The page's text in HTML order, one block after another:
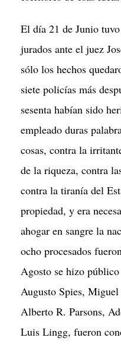
El día 21 de Junio
jurados ante el juez
sólo los hechos
siete policías más
sesenta habían sido
empleado duras
cosas, contra la
de la riqueza, contra
contra la tiranía del
propiedad, y era
ahogar en sangre la
ocho procesados
Agosto se hizo
Augusto Spies,
Alberto R. Parsons,
Luis Lingg, fueron